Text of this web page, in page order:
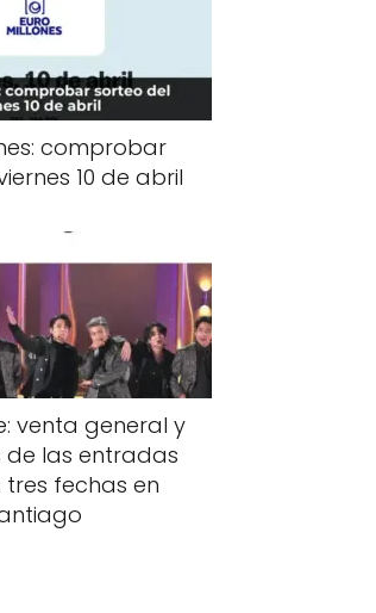
comprobar
10 de abril
venta general y
de las entradas
fechas en